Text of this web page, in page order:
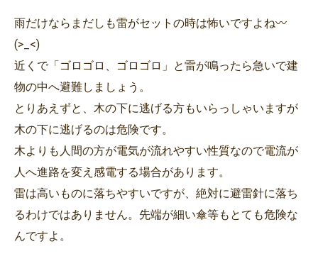
雨だけならまだしも雷がセットの時は怖いですよね〰️
(>_<)
近くで「ゴロゴロ、ゴロゴロ」と雷が鳴ったら急いで建
物の中へ避難しましょう。
とりあえずと、木の下に逃げる方もいらっしゃいますが
木の下に逃げるのは危険です。
木よりも人間の方が電気が流れやすい性質なので電流が
人へ進路を変え感電する場合があります。
雷は高いものに落ちやすいですが、絶対に避雷針に落ち
るわけではありません。先端が細い傘等もとても危険な
んですよ。